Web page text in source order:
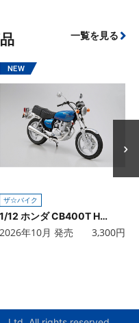
一覧を見る
ザ☆バイク
1/12 ホンダ CB400T HAWK-II '77
2026年10月 発売 3,300円